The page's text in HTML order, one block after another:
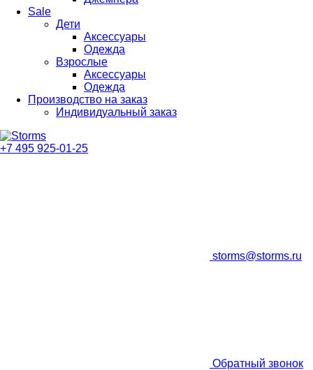
Sale
Дети
Аксессуары
Одежда
Взрослые
Аксессуары
Одежда
Производство на заказ
Индивидуальный заказ
+7 495 925-01-25
storms@storms.ru
Обратный звонок